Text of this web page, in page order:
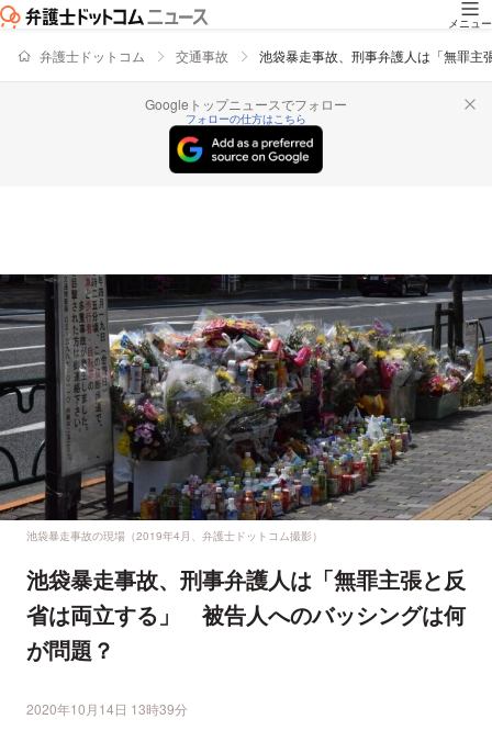
メニュー
弁護士ドットコム 交通事故 池袋暴走事故、刑事弁護人は「無罪
Googleトップニュースでフォロー
フォローの仕方はこちら
池袋暴走事故の現場（2019年4月、弁護士ドットコム撮影）
池袋暴走事故、刑事弁護人は「無罪主張と反
省は両立する」 被告人へのバッシングは何
が問題？
2020年10月14日 13時39分